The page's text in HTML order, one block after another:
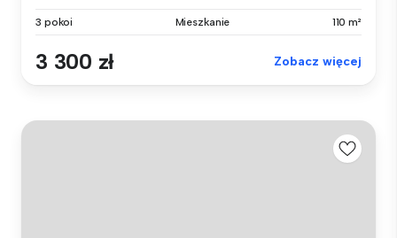
3 pokoi Mieszkanie 110 m²
3 300 zł Zobacz więcej